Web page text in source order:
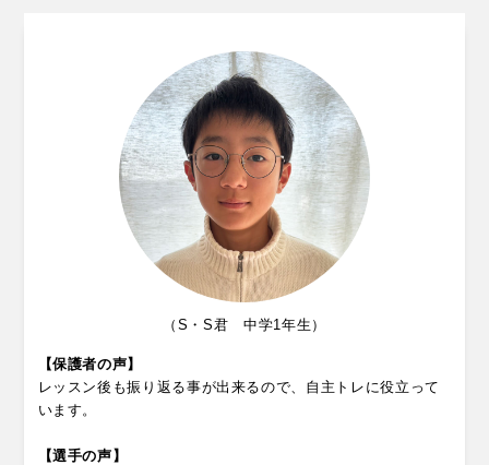
（S・S君 中学1年生）
【保護者の声】
レッスン後も振り返る事が出来るので、自主トレに役立って
います。
【選手の声】